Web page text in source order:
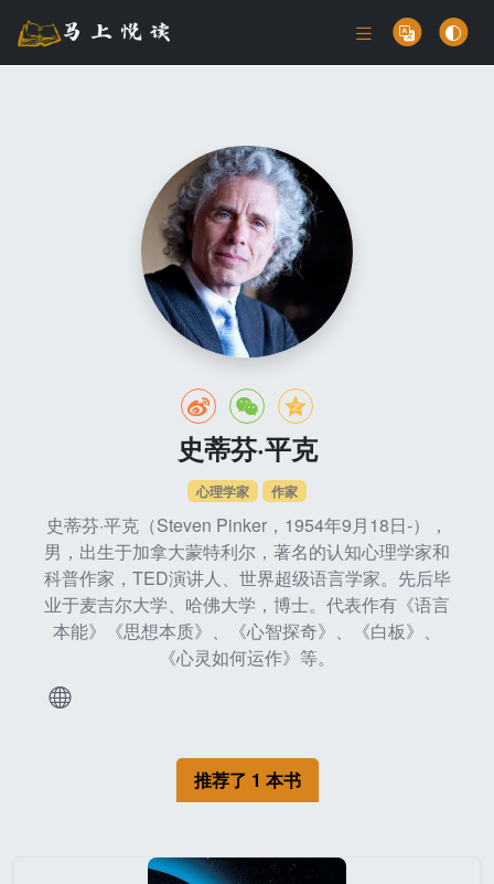
史蒂芬·平克
心理学家 作家
史蒂芬·平克（Steven Pinker，1954年9月18日-），
男，出生于加拿大蒙特利尔，著名的认知心理学家和
科普作家，TED演讲人、世界超级语言学家。先后毕
业于麦吉尔大学、哈佛大学，博士。代表作有《语言
本能》《思想本质》、《心智探奇》、《白板》、
《心灵如何运作》等。
推荐了 1 本书